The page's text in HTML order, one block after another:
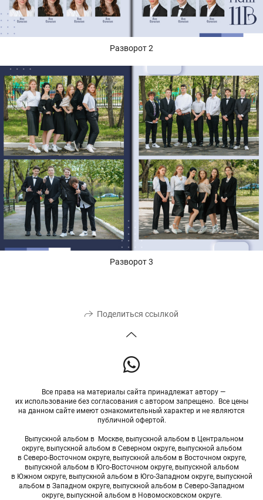
Разворот 2
Разворот 3
Поделиться ссылкой
Все права на материалы сайта принадлежат автору —
их использование без согласования с автором запрещено. Все цены
на данном сайте имеют ознакомительный характер и не являются
публичной офертой.
Выпускной альбом в Москве, выпускной альбом в Центральном
округе, выпускной альбом в Северном округе, выпускной альбом
в Северо-Восточном округе, выпускной альбом в Восточном округе,
выпускной альбом в Юго-Восточном округе, выпускной альбом
в Южном округе, выпускной альбом в Юго-Западном округе, выпускной
альбом в Западном округе, выпускной альбом в Северо-Западном
округе, выпускной альбом в Новомосковском округе.